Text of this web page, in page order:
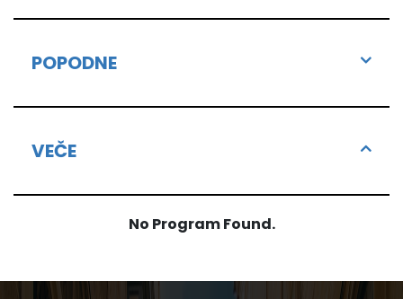
POPODNE
VEČE
No Program Found.